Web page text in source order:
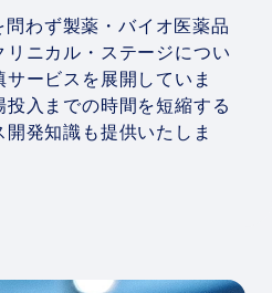
わず製薬・バイオ医薬品
ニカル・ステージについ
ービスを展開していま
入までの時間を短縮する
発知識も提供いたしま